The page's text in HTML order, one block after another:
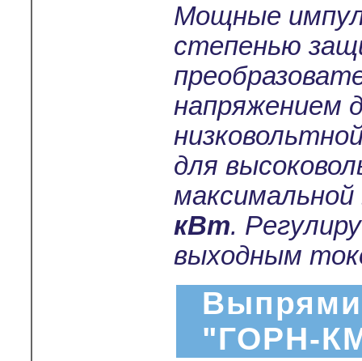
Мощные
степенью
напряжением
для
кВт.
выходным
"ГОРН-